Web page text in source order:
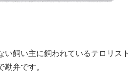
い飼い主に飼われているテロリスト
勘弁です。